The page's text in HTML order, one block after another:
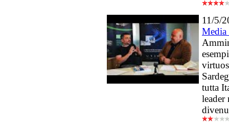
11/5/
Media
tutta
leader